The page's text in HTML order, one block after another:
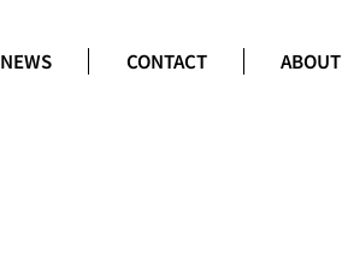
NEWS CONTACT ABOUT